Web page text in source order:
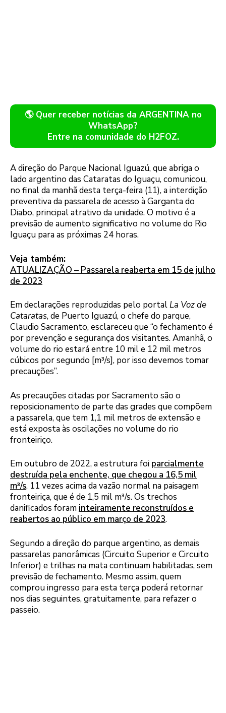
🌎 Quer receber notícias da ARGENTINA no
WhatsApp?
Entre na comunidade do H2FOZ.
A direção do Parque Nacional Iguazú, que abriga o
lado argentino das Cataratas do Iguaçu, comunicou,
no final da manhã desta terça-feira (11), a interdição
preventiva da passarela de acesso à Garganta do
Diabo, principal atrativo da unidade. O motivo é a
previsão de aumento significativo no volume do Rio
Iguaçu para as próximas 24 horas.
Veja também:
ATUALIZAÇÃO – Passarela reaberta em 15 de julho
de 2023
Em declarações reproduzidas pelo portalLa Voz de
Cataratas, de Puerto Iguazú, o chefe do parque,
Claudio Sacramento, esclareceu que “o fechamento é
por prevenção e segurança dos visitantes. Amanhã, o
volume do rio estará entre 10 mil e 12 mil metros
cúbicos por segundo [m³/s], por isso devemos tomar
precauções”.
As precauções citadas por Sacramento são o
reposicionamento de parte das grades que compõem
a passarela, que tem 1,1 mil metros de extensão e
está exposta às oscilações no volume do rio
fronteiriço.
Em outubro de 2022, a estrutura foi parcialmente
destruída pela enchente, que chegou a 16,5 mil
m³/s, 11 vezes acima da vazão normal na paisagem
fronteiriça, que é de 1,5 mil m³/s. Os trechos
danificados foram inteiramente reconstruídos e
reabertos ao público em março de 2023.
Segundo a direção do parque argentino, as demais
passarelas panorâmicas (Circuito Superior e Circuito
Inferior) e trilhas na mata continuam habilitadas, sem
previsão de fechamento. Mesmo assim, quem
comprou ingresso para esta terça poderá retornar
nos dias seguintes, gratuitamente, para refazer o
passeio.